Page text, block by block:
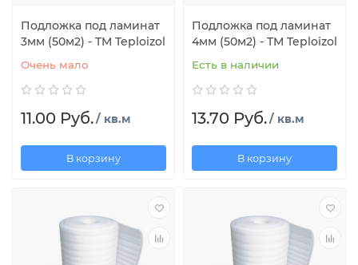
Подложка под ламинат
3мм (50м2) - TM Teploizol
Очень мало
11.00 Руб./ кв.м
В корзину
Подложка под ламинат
4мм (50м2) - TM Teploizol
Есть в наличии
13.70 Руб./ кв.м
В корзину